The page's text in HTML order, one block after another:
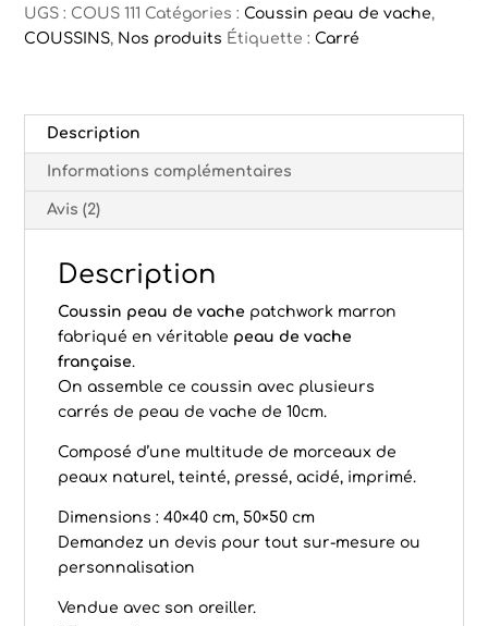
marron
UGS : COUS 111 Catégories :Coussin peau de vache,
COUSSINS, Nos produits Étiquette :Carré
Description
Informations complémentaires
Avis (2)
Description
Coussin peau de vache patchwork marron
fabriqué en véritable peau de vache
française.
On assemble ce coussin avec plusieurs
carrés de peau de vache de 10cm.
Composé d’une multitude de morceaux de
peaux naturel, teinté, pressé, acidé, imprimé.
Dimensions : 40×40 cm, 50×50 cm
Demandez un devis pour tout sur-mesure ou
personnalisation
Vendue avec son oreiller.